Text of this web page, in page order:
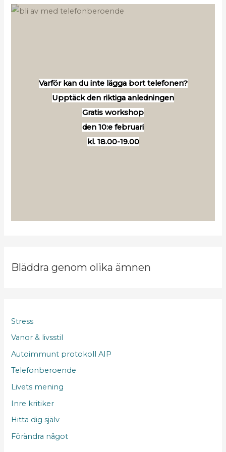
Varför kan du inte lägga bort telefonen?
Upptäck den riktiga anledningen
Gratis workshop
den 10:e februari
kl. 18.00-19.00
Bläddra genom olika ämnen
Stress
Vanor & livsstil
Autoimmunt protokoll AIP
Telefonberoende
Livets mening
Inre kritiker
Hitta dig själv
Förändra något